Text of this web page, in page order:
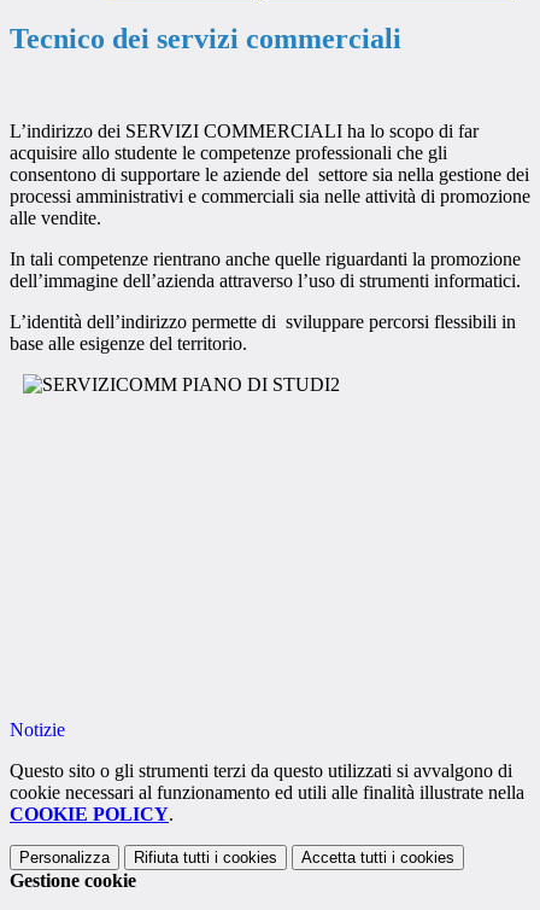
Tecnico dei servizi commerciali
L’indirizzo dei SERVIZI COMMERCIALI ha lo scopo di far
acquisire allo studente le competenze professionali che gli
consentono di supportare le aziende del settore sia nella gestione dei
processi amministrativi e commerciali sia nelle attività di promozione
alle vendite.
In tali competenze rientrano anche quelle riguardanti la promozione
dell’immagine dell’azienda attraverso l’uso di strumenti informatici.
L’identità dell’indirizzo permette di sviluppare percorsi flessibili in
base alle esigenze del territorio.
Notizie
Questo sito o gli strumenti terzi da questo utilizzati si avvalgono di
cookie necessari al funzionamento ed utili alle finalità illustrate nella
COOKIE POLICY.
Personalizza Rifiuta tutti i cookies Accetta tutti i cookies
Gestione cookie